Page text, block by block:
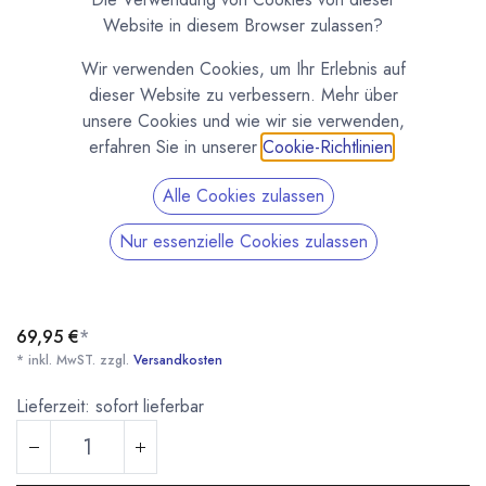
Chocolate & Chocolate Molds by M.L. Wolf
(0 Rezension)
69,95 €*
* inkl. MwST. zzgl. Versandkosten
Lieferzeit: sofort lieferbar
Website in diesem Browser zulassen?
Wir verwenden Cookies, um Ihr Erlebnis auf
dieser Website zu verbessern. Mehr über
unsere Cookies und wie wir sie verwenden,
erfahren Sie in unserer Cookie-Richtlinien
Alle Cookies zulassen
Nur essenzielle Cookies zulassen